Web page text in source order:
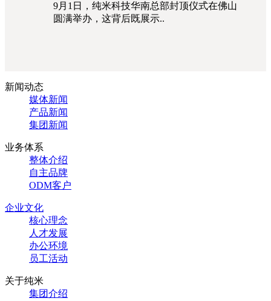
9月1日，纯米科技华南总部封顶仪式在佛山
圆满举办，这背后既展示..
新闻动态
媒体新闻
产品新闻
集团新闻
业务体系
整体介绍
自主品牌
ODM客户
企业文化
核心理念
人才发展
办公环境
员工活动
关于纯米
集团介绍